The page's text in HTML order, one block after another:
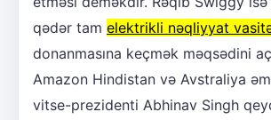
qədər tam elektrikli nəqliyyat
donanmasına keçmək məqsədini
Amazon Hindistan və Avstraliya
vitse-prezidenti Abhinav Singh